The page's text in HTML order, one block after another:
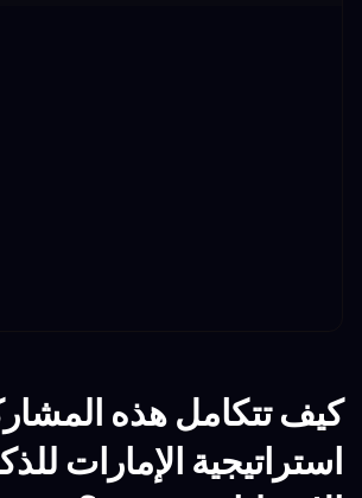
كيف تتكامل هذه
استراتيجية الإمارات